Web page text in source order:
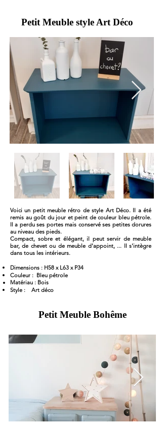
Petit Meuble style Art Déco
Voici un petit meuble rétro de style Art Déco. Il a été
remis au goût du jour et peint de couleur bleu pétrole.
Il a perdu ses portes mais conservé ses petites dorures
au niveau des pieds.
Compact, sobre et élégant, il peut servir de meuble
bar, de chevet ou de meuble d'appoint, ... Il s'intègre
dans tous les intérieurs.
Dimensions : H58 x L63 x P34
Couleur : Bleu pétrole
Matériau : Bois
Style : Art déco
Petit Meuble Bohême